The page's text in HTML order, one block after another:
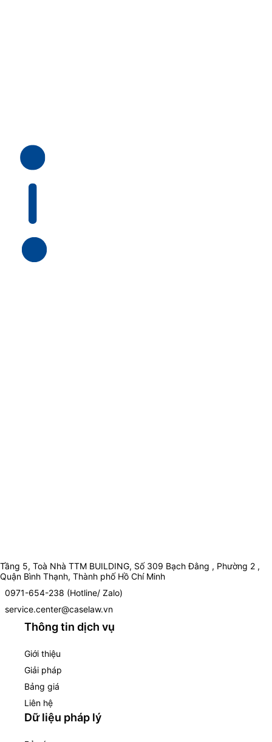
Tầng 5, Toà Nhà TTM BUILDING, Số 309 Bạch Đằng , Phường 2 ,
Quận Bình Thạnh, Thành phố Hồ Chí Minh
0971-654-238 (Hotline/ Zalo)
service.center@caselaw.vn
Thông tin dịch vụ
Giới thiệu
Giải pháp
Bảng giá
Liên hệ
Dữ liệu pháp lý